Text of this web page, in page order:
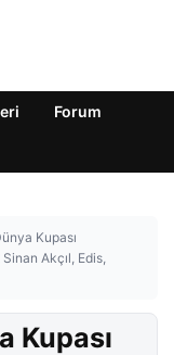
Forum
Kupası
Akçıl, Edis,
Kupası